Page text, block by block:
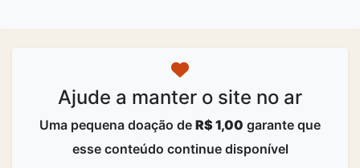
Ajude a manter o site no ar
Uma pequena doação de R$ 1,00 garante que
esse conteúdo continue disponível